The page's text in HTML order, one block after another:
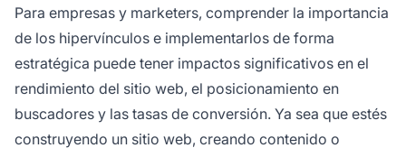
Para empresas y marketers, comprender la importancia
de los hipervínculos e implementarlos de forma
estratégica puede tener impactos significativos en el
rendimiento del sitio web, el posicionamiento en
buscadores y las tasas de conversión. Ya sea que estés
construyendo un sitio web, creando contenido o